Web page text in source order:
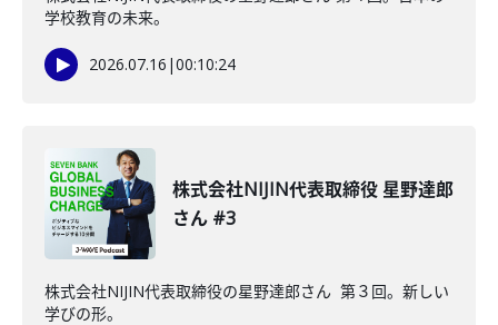
学校教育の未来。
2026.07.16 |00:10:24
株式会社NIJIN代表取締役 星野達郎
さん #3
株式会社NIJIN代表取締役の星野達郎さん 第３回。新しい
学びの形。